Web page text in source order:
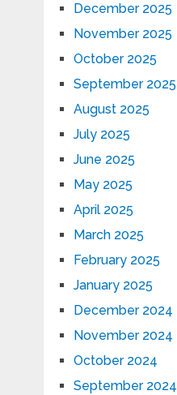
December 2025
November 2025
October 2025
September 2025
August 2025
July 2025
June 2025
May 2025
April 2025
March 2025
February 2025
January 2025
December 2024
November 2024
October 2024
September 2024